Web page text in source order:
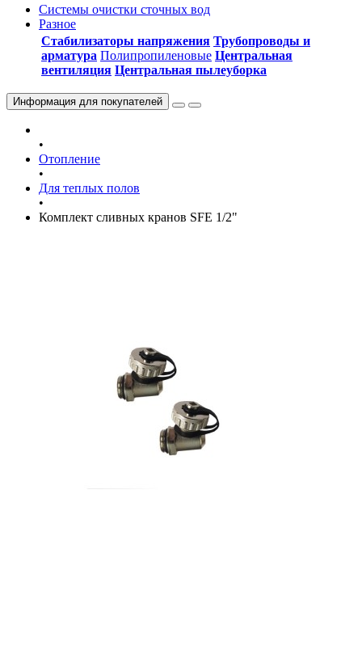
Системы очистки сточных вод
Разное
Стабилизаторы напряжения Трубопроводы и
арматура Полипропиленовые Центральная
вентиляция Центральная пылеуборка
Информация для покупателей
•
Отопление
•
Для теплых полов
•
Комплект сливных кранов SFE 1/2"